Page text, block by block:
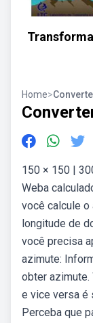
Home>
150 × 150 |
Weba
você calcule o
longitude de
você precisa
azimute:
obter azimute.
e vice versa é
Perceba que